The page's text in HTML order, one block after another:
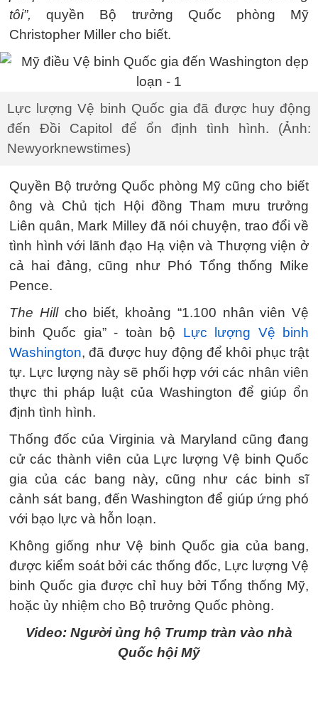
tôi”, quyền Bộ trưởng Quốc phòng Mỹ
Christopher Miller cho biết.
Lực lượng Vệ binh Quốc gia đã được huy động
đến Đồi Capitol để ổn định tình hình. (Ảnh:
Newyorknewstimes)
Quyền Bộ trưởng Quốc phòng Mỹ cũng cho biết
ông và Chủ tịch Hội đồng Tham mưu trưởng
Liên quân, Mark Milley đã nói chuyện, trao đổi về
tình hình với lãnh đạo Hạ viện và Thượng viện ở
cả hai đảng, cũng như Phó Tổng thống Mike
Pence.
The Hillcho biết, khoảng “1.100 nhân viên Vệ
binh Quốc gia” - toàn bộ Lực lượng Vệ binh
Washington, đã được huy động để khôi phục trật
tự. Lực lượng này sẽ phối hợp với các nhân viên
thực thi pháp luật của Washington để giúp ổn
định tình hình.
Thống đốc của Virginia và Maryland cũng đang
cử các thành viên của Lực lượng Vệ binh Quốc
gia của các bang này, cũng như các binh sĩ
cảnh sát bang, đến Washington để giúp ứng phó
với bạo lực và hỗn loạn.
Không giống như Vệ binh Quốc gia của bang,
được kiểm soát bởi các thống đốc, Lực lượng Vệ
binh Quốc gia được chỉ huy bởi Tổng thống Mỹ,
hoặc ủy nhiệm cho Bộ trưởng Quốc phòng.
Video: Người ủng hộ Trump tràn vào nhà
Quốc hội Mỹ